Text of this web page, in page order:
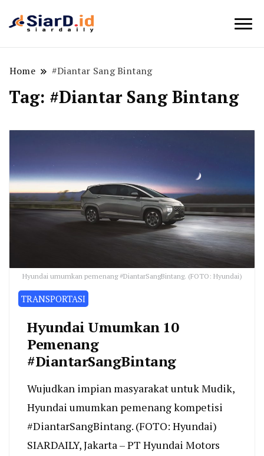
Home #Diantar Sang Bintang
Tag: #Diantar Sang Bintang
Hyundai umumkan pemenang #DiantarSangBintang. (FOTO: Hyundai)
TRANSPORTASI
Hyundai Umumkan 10
Pemenang
#DiantarSangBintang
Wujudkan impian masyarakat untuk Mudik,
Hyundai umumkan pemenang kompetisi
#DiantarSangBintang. (FOTO: Hyundai)
SIARDAILY, Jakarta – PT Hyundai Motors